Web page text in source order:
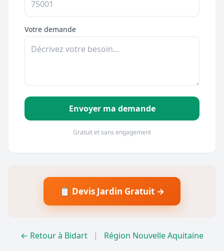
Votre demande
Envoyer ma demande
Gratuit et sans engagement
📋 Devis Jardin Gratuit →
← Retour à Bidart | Région Nouvelle Aquitaine